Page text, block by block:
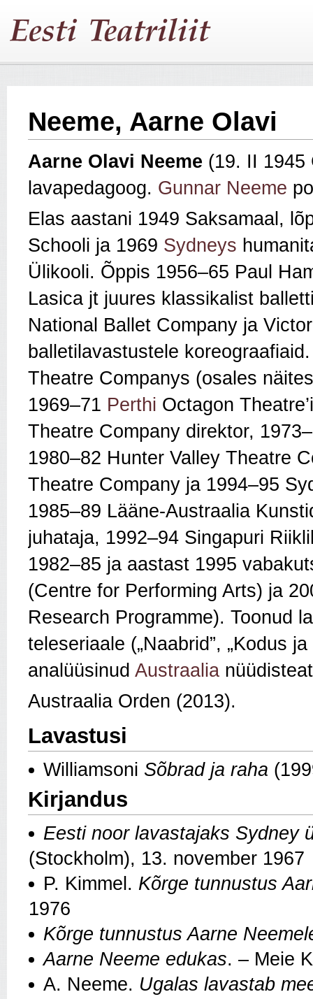
Neeme, Aarne Olavi
Aarne Olavi Neeme (19. II
lavapedagoog. Gunnar Neeme
Elas aastani 1949 Saksamaal,
Schooli ja 1969 Sydneys
Ülikooli. Õppis 1956–65 Paul
Lasica jt juures klassikalist
National Ballet Company ja
balletilavastustele
Theatre Companys (osales
1969–71 Perthi Octagon
Theatre Company direktor,
1980–82 Hunter Valley Theatre
Theatre Company ja 1994–95
1985–89 Lääne‑Austraalia
juhataja, 1992–94 Singapuri
1982–85 ja aastast 1995
(Centre for Performing Arts) ja
Research Programme). Toonud
teleseriaale („Naabrid”, „Kodus
analüüsinud Austraalia
Austraalia Orden (2013).
Lavastusi
Williamsoni Sõbrad ja raha
Kirjandus
Eesti noor lavastajaks Sydney
(Stockholm), 13. november 1967
P. Kimmel. Kõrge tunnustus
1976
Kõrge tunnustus Aarne
Aarne Neeme edukas. – Meie
A. Neeme. Ugalas lavastab